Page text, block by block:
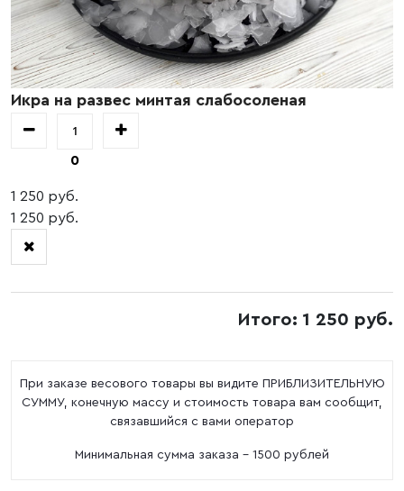
Икра на развес минтая слабосоленая
0
1 250 руб.
1 250 руб.
Итого: 1 250 руб.
При заказе весового товары вы видите ПРИБЛИЗИТЕЛЬНУЮ
СУММУ, конечную массу и стоимость товара вам сообщит,
связавшийся с вами оператор
Минимальная сумма заказа - 1500 рублей